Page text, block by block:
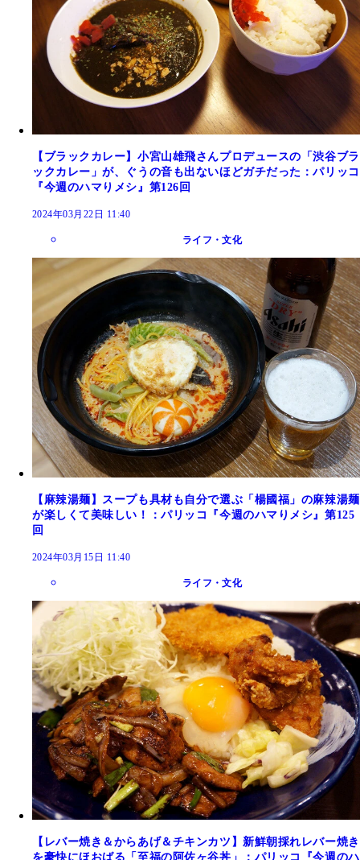
【ブラックカレー】小宮山雄飛さんプロデュースの「渋谷ブラ
ックカレー」が、ぐうの音も出ないほどガチだった：パリッコ
『今週のハマりメシ』第126回
2024年03月22日 11:40
ライフ・文化
【麻辣湯麺】スープも具材も自分で選ぶ「楊國福」の麻辣湯麺
が楽しくて美味しい！：パリッコ『今週のハマりメシ』第125
回
2024年03月15日 11:40
ライフ・文化
【レバー焼き＆からあげ＆チキンカツ】新鮮朝採れレバー焼き
を豪快にほおばる「至福の阿佐ヶ谷丼」：パリッコ『今週のハ